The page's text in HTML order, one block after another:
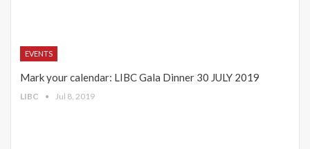
EVENTS
Mark your calendar: LIBC Gala Dinner 30 JULY 2019
LIBC Jul 8, 2019